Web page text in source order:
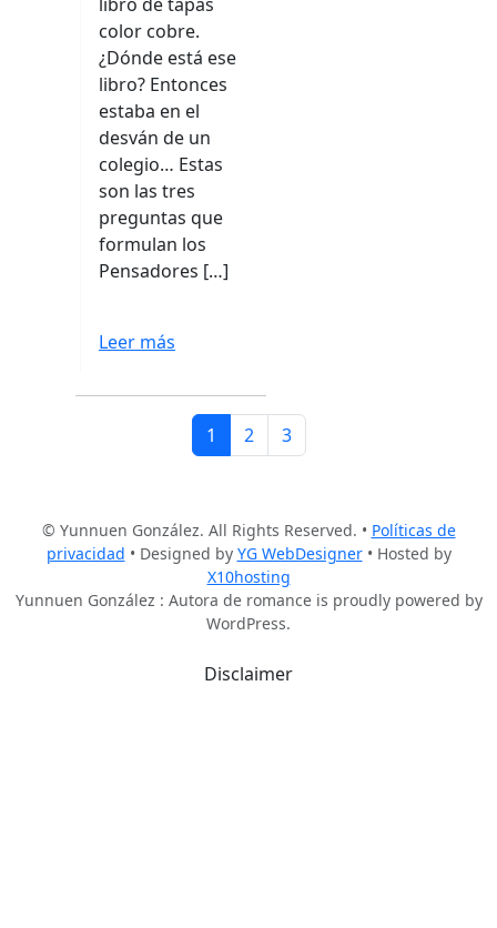
color cobre.
¿Dónde está ese
libro? Entonces
estaba en el
desván de un
colegio… Estas
son las tres
preguntas que
formulan los
Pensadores […]
Leer más
Página actual
1 Página
2 Página
3
© Yunnuen González. All Rights Reserved. • Políticas de
privacidad • Designed by YG WebDesigner• Hosted by
X10hosting
Yunnuen González : Autora de romance is proudly powered by
WordPress.
Disclaimer